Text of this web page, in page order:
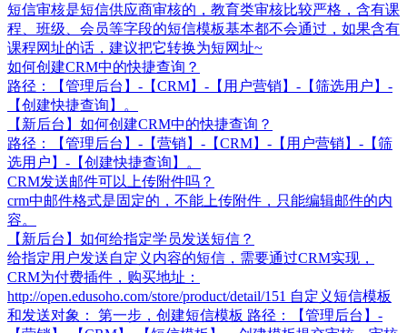
短信审核是短信供应商审核的，教育类审核比较严格，含有课
程、班级、会员等字段的短信模板基本都不会通过，如果含有
课程网址的话，建议把它转换为短网址~
如何创建CRM中的快捷查询？
路径：【管理后台】-【CRM】-【用户营销】-【筛选用户】-
【创建快捷查询】。
【新后台】如何创建CRM中的快捷查询？
路径：【管理后台】-【营销】-【CRM】-【用户营销】-【筛
选用户】-【创建快捷查询】。
CRM发送邮件可以上传附件吗？
crm中邮件格式是固定的，不能上传附件，只能编辑邮件的内
容。
【新后台】如何给指定学员发送短信？
给指定用户发送自定义内容的短信，需要通过CRM实现，
CRM为付费插件，购买地址：
http://open.edusoho.com/store/product/detail/151 自定义短信模板
和发送对象： 第一步，创建短信模板 路径：【管理后台】-